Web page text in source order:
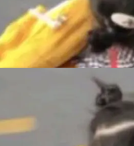
方向上带来了显著
； 更精细的局部纹
准确的中英文文字
的图...
它和它的依赖项都
其他发行版上。」
零。既然只有 Ub
包就没什么可纠结
路径 hwctl 是 rust-
命令行工具负责查
间来回跳，中间只
刚宣布因健康原因
，说自己作为联合
天后，The Inform
，负责递归自我
Machines 过
。六月，Google
去了 Op...
多项改进。官方更
新内容如下： 扩
transpose_cuda
Converter (vf_frc
Flash did 8T
free usage + 3T